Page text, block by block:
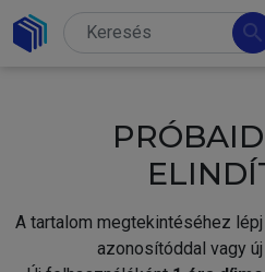
search
A tartalom megtekintéséhez
azonosítóddal vagy